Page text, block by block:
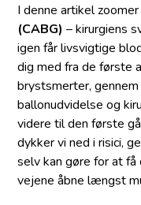
I denne artikel zoomer
(CABG) – kirurgiens
igen får livsvigtige
dig med fra de første
brystsmerter,
ballonudvidelse og
videre til den første
dykker vi ned i risici,
selv kan gøre for at
vejene åbne længst